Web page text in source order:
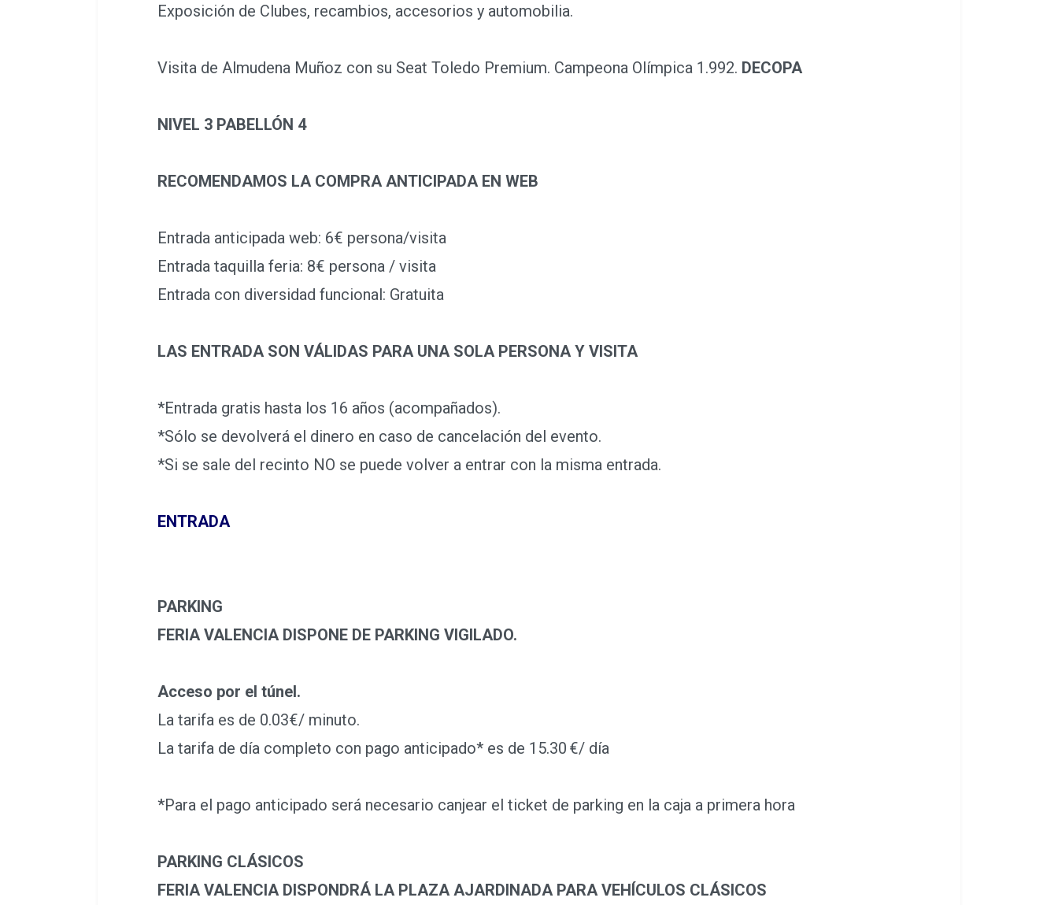
Exposición de Clubes, recambios, accesorios y automobilia.
Visita de Almudena Muñoz con su Seat Toledo Premium. Campeona Olímpica 1.992. DECOPA
NIVEL 3 PABELLÓN 4
RECOMENDAMOS LA COMPRA ANTICIPADA EN WEB
Entrada anticipada web: 6€ persona/visita
Entrada taquilla feria: 8€ persona / visita
Entrada con diversidad funcional: Gratuita
LAS ENTRADA SON VÁLIDAS PARA UNA SOLA PERSONA Y VISITA
*Entrada gratis hasta los 16 años (acompañados).
*Sólo se devolverá el dinero en caso de cancelación del evento.
*Si se sale del recinto NO se puede volver a entrar con la misma entrada.
ENTRADA
PARKING
FERIA VALENCIA DISPONE DE PARKING VIGILADO.
Acceso por el túnel.
La tarifa es de 0.03€/ minuto.
La tarifa de día completo con pago anticipado* es de 15.30 €/ día
*Para el pago anticipado será necesario canjear el ticket de parking en la caja a primera hora
PARKING CLÁSICOS
FERIA VALENCIA DISPONDRÁ LA PLAZA AJARDINADA PARA VEHÍCULOS CLÁSICOS